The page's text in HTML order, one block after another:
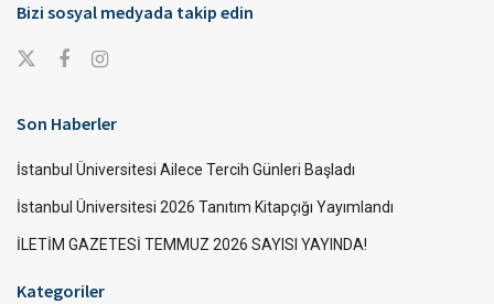
Bizi sosyal medyada takip edin
Son Haberler
İstanbul Üniversitesi Ailece Tercih Günleri Başladı
İstanbul Üniversitesi 2026 Tanıtım Kitapçığı Yayımlandı
İLETİM GAZETESİ TEMMUZ 2026 SAYISI YAYINDA!
Kategoriler